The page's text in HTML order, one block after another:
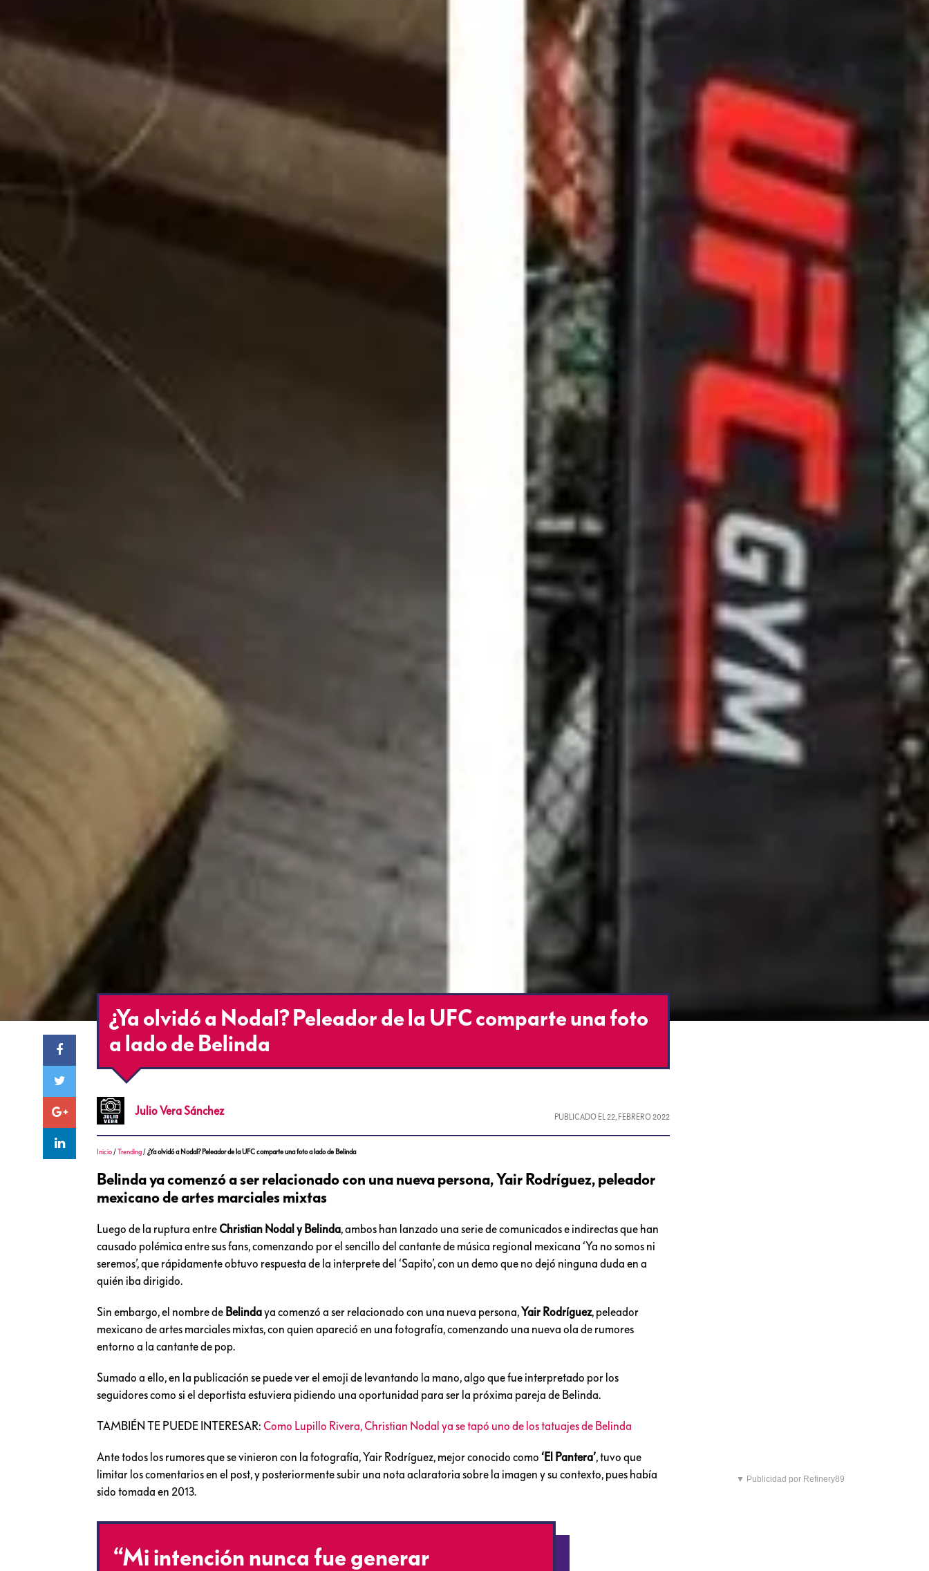
¿Ya olvidó a Nodal? Peleador de la UFC comparte una foto
a lado de Belinda
JulioVera Sánchez PUBLICADO EL 22, FEBRERO 2022
Inicio /Trending /¿Ya olvidó a Nodal? Peleador de la UFC comparte una foto a lado de Belinda
Belinda ya comenzó a ser relacionado con una nueva persona, Yair Rodríguez, peleador
mexicano de artes marciales mixtas
Luego de la ruptura entre Christian Nodal y Belinda, ambos han lanzado una serie de comunicados e indirectas que han
causado polémica entre sus fans, comenzando por el sencillo del cantante de música regional mexicana ‘Ya no somos ni
seremos’, que rápidamente obtuvo respuesta de la interprete del ‘Sapito’, con un demo que no dejó ninguna duda en a
quién iba dirigido.
Sin embargo, el nombre de Belindaya comenzó a ser relacionado con una nueva persona,Yair Rodríguez, peleador
mexicano de artes marciales mixtas, con quien apareció en una fotografía, comenzando una nueva ola de rumores
entorno a la cantante de pop.
Sumado a ello, en la publicación se puede ver el emoji de levantando la mano, algo que fue interpretado por los
seguidores como si el deportista estuviera pidiendo una oportunidad para ser la próxima pareja de Belinda.
TAMBIÉN TE PUEDE INTERESAR: Como Lupillo Rivera, Christian Nodal ya se tapó uno de los tatuajes de Belinda
Ante todos los rumores que se vinieron con la fotografía, Yair Rodríguez, mejor conocido como ‘El Pantera’, tuvo que
limitar los comentarios en el post, y posteriormente subir una nota aclaratoria sobre la imagen y su contexto, pues había
sido tomada en 2013.
“Mi intención nunca fue generar
▼ Publicidad por Refinery89